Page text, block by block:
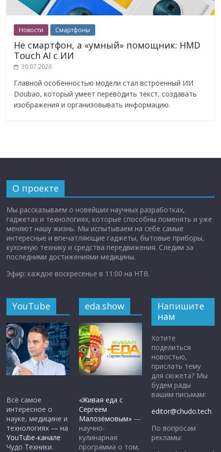
Новости Смартфоны
Не смартфон, а «умный» помощник: HMD
Touch AI с ИИ
30.07.2026
Главной особенностью модели стал встроенный ИИ
Doubao, который умеет переводить текст, создавать
изображения и организовывать информацию.
О проекте
Мы рассказываем о новейших научных разработках,
гаджетах и технологиях, которые способны поменять и уже
меняют нашу жизнь. Мы испытываем на себе самые
интересные и впечатляющие гаджеты, бытовые приборы,
кухонную технику и средства передвижения. Следим за
последними достижениями медицины.
Эфир: каждое воскресенье в 11:00 на НТВ.
YouTube
Всё самое
интересное о
науке, медицине и
технологиях — на
YouTube-канале
Чудо Техники.
eda.show
«Живая еда с
Сергеем
Малозёмовым» —
научно-
кулинарная
программа о том,
Напишите
нам
Хотите
поделиться
новостью,
прислать тему
для сюжета? Мы
будем рады
вашим письмам:
editor@chudo.tech
По вопросам
рекламы: